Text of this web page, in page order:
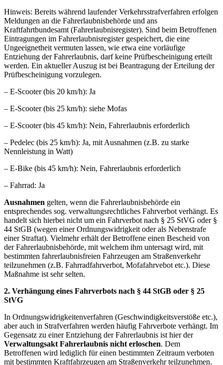
Hinweis: Bereits während laufender Verkehrsstrafverfahren erfolgen
Meldungen an die Fahrerlaubnisbehörde und ans
Kraftfahrtbundesamt (Fahrerlaubnisregister). Sind beim Betroffenen
Eintragungen im Fahrerlaubnisregister gespeichert, die eine
Ungeeignetheit vermuten lassen, wie etwa eine vorläufige
Entziehung der Fahrerlaubnis, darf keine Prüfbescheinigung erteilt
werden. Ein aktueller Auszug ist bei Beantragung der Erteilung der
Prüfbescheinigung vorzulegen.
– E-Scooter (bis 20 km/h): Ja
– E-Scooter (bis 25 km/h): siehe Mofas
– E-Scooter (bis 45 km/h): Nein, Fahrerlaubnis erforderlich
– Pedelec (bis 25 km/h): Ja, mit Ausnahmen (z.B. zu starke
Nennleistung in Watt)
– E-Bike (bis 45 km/h): Nein, Fahrerlaubnis erforderlich
– Fahrrad: Ja
Ausnahmen gelten, wenn die Fahrerlaubnisbehörde ein
entsprechendes sog. verwaltungsrechtliches Fahrverbot verhängt. Es
handelt sich hierbei nicht um ein Fahrverbot nach § 25 StVG oder §
44 StGB (wegen einer Ordnungswidrigkeit oder als Nebenstrafe
einer Straftat). Vielmehr erhält der Betroffene einen Bescheid von
der Fahrerlaubnisbehörde, mit welchem ihm untersagt wird, mit
bestimmten fahrerlaubnisfreien Fahrzeugen am Straßenverkehr
teilzunehmen (z.B. Fahrradfahrverbot, Mofafahrvebot etc.). Diese
Maßnahme ist sehr selten.
2. Verhängung eines Fahrverbots nach § 44 StGB oder § 25
StVG
In Ordnungswidrigkeitenverfahren (Geschwindigkeitsverstöße etc.),
aber auch in Strafverfahren werden häufig Fahrverbote verhängt. Im
Gegensatz zu einer Entziehung der Fahrerlaubnis ist hier der
Verwaltungsakt Fahrerlaubnis nicht erloschen. Dem
Betroffenen wird lediglich für einen bestimmten Zeitraum verboten
mit bestimmten Kraftfahrzeugen am Straßenverkehr teilzunehmen.